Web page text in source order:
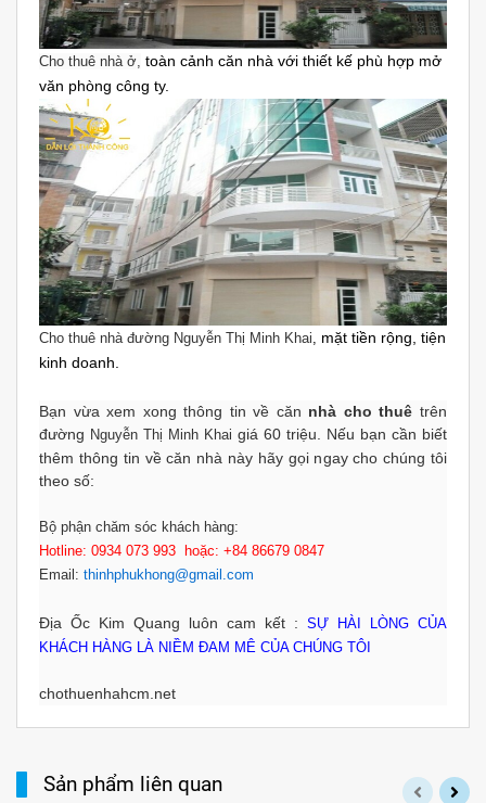
Cho thuê nhà ở, toàn cảnh căn nhà với thiết kế phù hợp mở
văn phòng công ty.
Cho thuê nhà đường Nguyễn Thị Minh Khai, mặt tiền rộng, tiện
kinh doanh.
Bạn vừa xem xong thông tin về căn nhà cho thuê trên
đường Nguyễn Thị Minh Khai giá 60 triệu. Nếu bạn cần biết
thêm thông tin về căn nhà này hãy gọi ngay cho chúng tôi
theo số:
Bộ phận chăm sóc khách hàng:
Hotline: 0934 073 993 hoặc: +84 86679 0847
Email: thinhphukhong@gmail.com
Địa Ốc Kim Quang luôn cam kết : SỰ HÀI LÒNG CỦA
KHÁCH HÀNG LÀ NIỀM ĐAM MÊ CỦA CHÚNG TÔI
chothuenhahcm.net
Sản phẩm liên quan